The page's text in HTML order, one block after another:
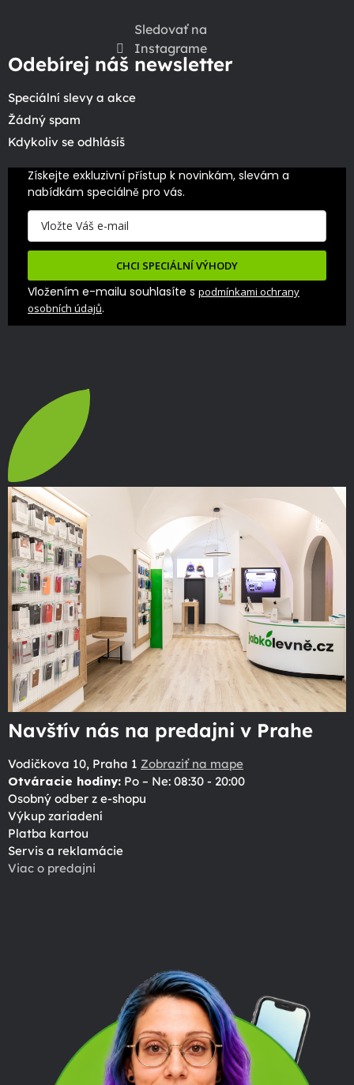
Sledovať na
Instagrame
Odebírej náš newsletter
Speciální slevy a akce
Žádný spam
Kdykoliv se odhlásíš
Získejte exkluzivní přístup k novinkám, slevám a
nabídkám speciálně pro vás.
CHCI SPECIÁLNÍ VÝHODY
Vložením e-mailu souhlasíte s podmínkami ochrany
osobních údajů.
Navštív nás na predajni v Prahe
Vodičkova 10, Praha 1 Zobraziť na mape
Otváracie hodiny: Po – Ne: 08:30 - 20:00
Osobný odber z e-shopu
Výkup zariadení
Platba kartou
Servis a reklamácie
Viac o predajni